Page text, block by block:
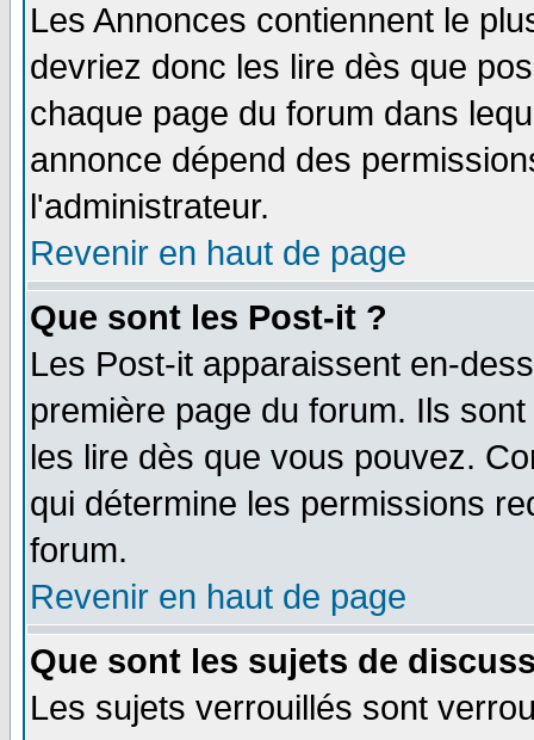
Les Annonces contiennent le
devriez donc les lire dès que
chaque page du forum dans
annonce dépend des
l'administrateur.
Revenir en haut de page
Que sont les Post-it ?
Les Post-it apparaissent en-
première page du forum. Ils
les lire dès que vous pouvez.
qui détermine les permissions
forum.
Revenir en haut de page
Que sont les sujets de
Les sujets verrouillés sont